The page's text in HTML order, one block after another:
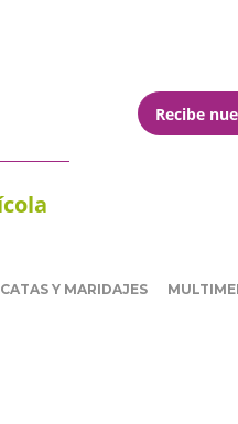
Recibe
CATAS Y MARIDAJES